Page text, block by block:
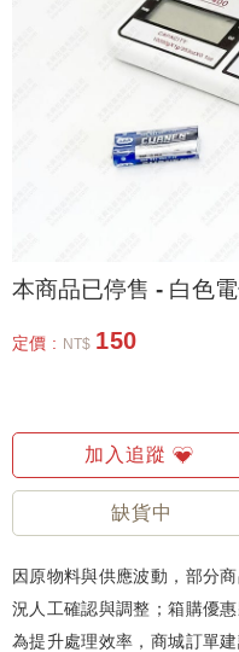
本商品已停售 - 白色
定價 : NT$ 150
加入追蹤
缺貨中
因原物料與供應波動，部分
況人工確認與調整；箱購優
為提升處理效率，商城訂單